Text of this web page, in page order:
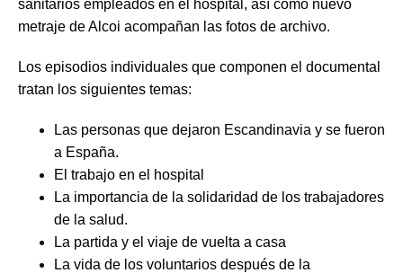
sanitarios empleados en el hospital, así como nuevo
metraje de Alcoi acompañan las fotos de archivo.
Los episodios individuales que componen el documental
tratan los siguientes temas:
Las personas que dejaron Escandinavia y se fueron
a España.
El trabajo en el hospital
La importancia de la solidaridad de los trabajadores
de la salud.
La partida y el viaje de vuelta a casa
La vida de los voluntarios después de la